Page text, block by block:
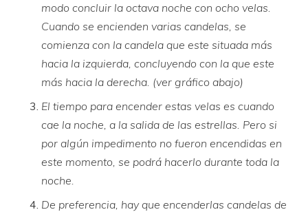
modo concluir la octava noche con ocho velas.
Cuando se encienden varias candelas, se
comienza con la candela que este situada más
hacia la izquierda, concluyendo con la que este
más hacia la derecha. (ver gráfico abajo)
El tiempo para encender estas velas es cuando
cae la noche, a la salida de las estrellas. Pero si
por algún impedimento no fueron encendidas en
este momento, se podrá hacerlo durante toda la
noche.
De preferencia, hay que encenderlas candelas de